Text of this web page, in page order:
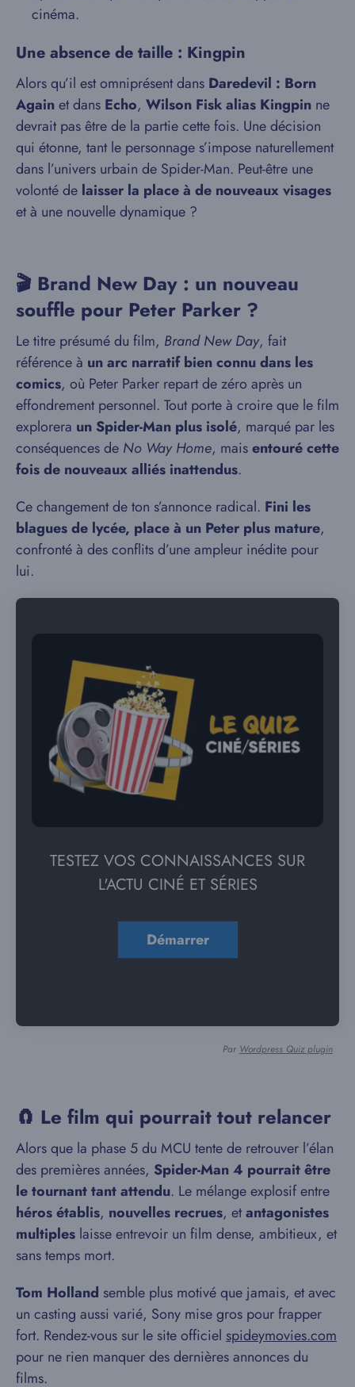
cinéma.
Une absence de taille : Kingpin
Alors qu’il est omniprésent dans Daredevil : Born
Againet dans Echo, Wilson Fisk alias Kingpin ne
devrait pas être de la partie cette fois. Une décision
qui étonne, tant le personnage s’impose naturellement
dans l’univers urbain de Spider-Man. Peut-être une
volonté de laisser la place à de nouveaux visages
et à une nouvelle dynamique ?
🎬 Brand New Day : un nouveau
souffle pour Peter Parker ?
Le titre présumé du film, Brand New Day, fait
référence à un arc narratif bien connu dans les
comics, où Peter Parker repart de zéro après un
effondrement personnel. Tout porte à croire que le film
explorera un Spider-Man plus isolé, marqué par les
conséquences de No Way Home, maisentouré cette
fois de nouveaux alliés inattendus.
Ce changement de ton s’annonce radical. Fini les
blagues de lycée, place à un Peter plus mature,
confronté à des conflits d’une ampleur inédite pour
lui.
TESTEZ VOS CONNAISSANCES SUR
L'ACTU CINÉ ET SÉRIES
Par Wordpress Quiz plugin
🧲 Le film qui pourrait tout relancer
Alors que la phase 5 du MCU tente de retrouver l’élan
des premières années, Spider-Man 4 pourrait être
le tournant tant attendu. Le mélange explosif entre
héros établis, nouvelles recrues, etantagonistes
multiples laisse entrevoir un film dense, ambitieux, et
sans temps mort.
Tom Holland semble plus motivé que jamais, et avec
un casting aussi varié, Sony mise gros pour frapper
fort. Rendez-vous sur le site officiel spideymovies.com
pour ne rien manquer des dernières annonces du
films.